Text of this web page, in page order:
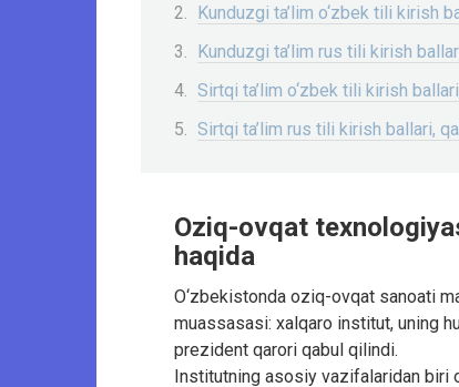
Kunduzgi ta’lim o‘zbek tili kirish
Kunduzgi ta’lim rus tili kirish
Sirtqi ta’lim o‘zbek tili kirish
Sirtqi ta’lim rus tili kirish ballari,
Oziq-ovqat
haqida
O‘zbekistonda oziq-ovqat sanoati
muassasasi: xalqaro institut, uning
prezident qarori qabul qilindi.
Institutning asosiy vazifalaridan biri